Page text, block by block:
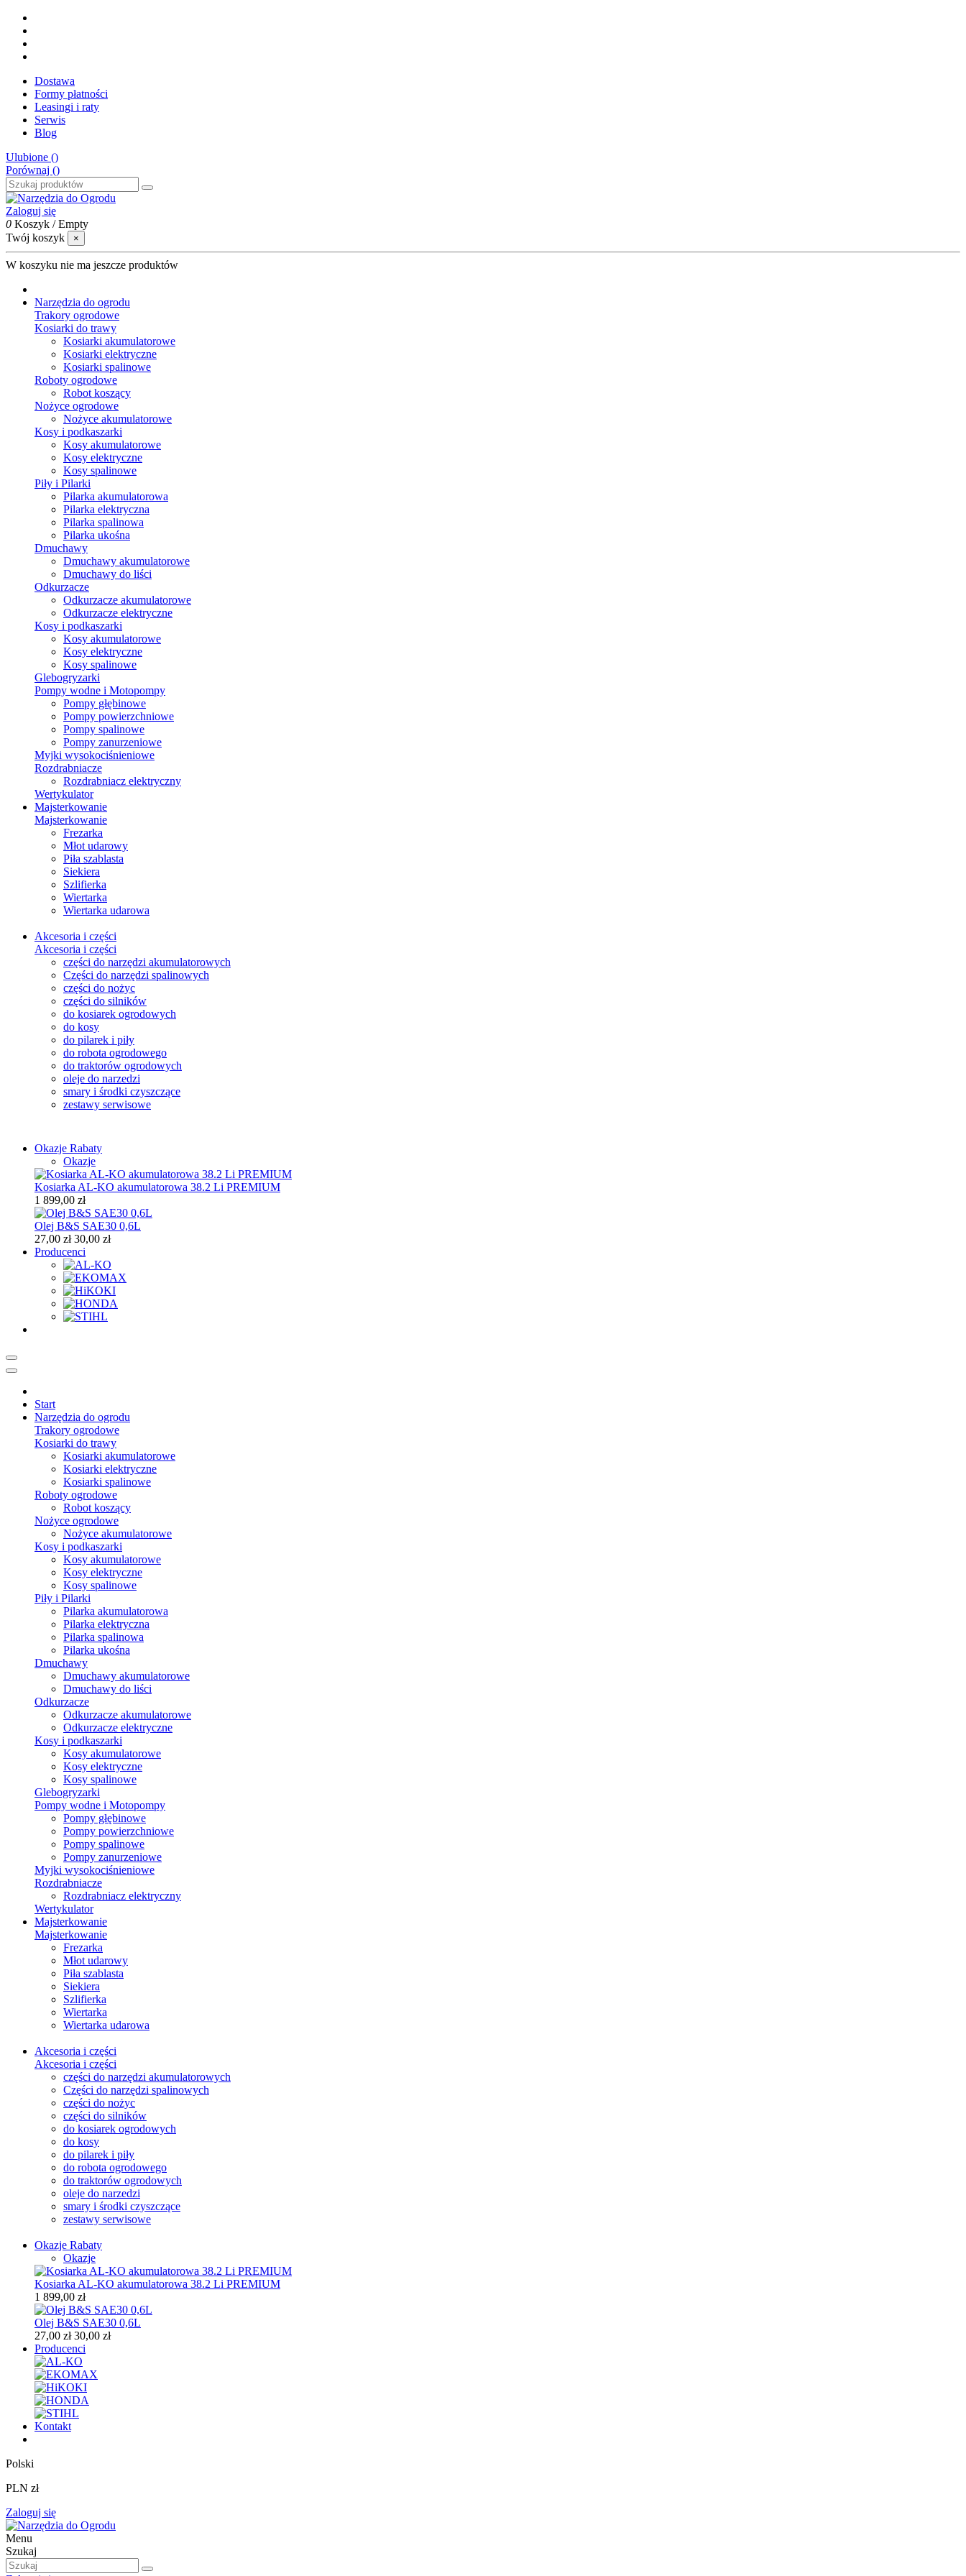
Dostawa
Formy płatności
Leasingi i raty
Serwis
Blog
Ulubione ()
Porównaj ()
Zaloguj się
0 Koszyk /Empty
Twój koszyk
×
W koszyku nie ma jeszcze produktów
Narzędzia do ogrodu
Trakory ogrodowe
Kosiarki do trawy
Kosiarki akumulatorowe
Kosiarki elektryczne
Kosiarki spalinowe
Roboty ogrodowe
Robot koszący
Nożyce ogrodowe
Nożyce akumulatorowe
Kosy i podkaszarki
Kosy akumulatorowe
Kosy elektryczne
Kosy spalinowe
Piły i Pilarki
Pilarka akumulatorowa
Pilarka elektryczna
Pilarka spalinowa
Pilarka ukośna
Dmuchawy
Dmuchawy akumulatorowe
Dmuchawy do liści
Odkurzacze
Odkurzacze akumulatorowe
Odkurzacze elektryczne
Kosy i podkaszarki
Kosy akumulatorowe
Kosy elektryczne
Kosy spalinowe
Glebogryzarki
Pompy wodne i Motopompy
Pompy głębinowe
Pompy powierzchniowe
Pompy spalinowe
Pompy zanurzeniowe
Myjki wysokociśnieniowe
Rozdrabniacze
Rozdrabniacz elektryczny
Wertykulator
Majsterkowanie
Majsterkowanie
Frezarka
Młot udarowy
Piła szablasta
Siekiera
Szlifierka
Wiertarka
Wiertarka udarowa
Akcesoria i części
Akcesoria i części
części do narzędzi akumulatorowych
Części do narzędzi spalinowych
części do nożyc
części do silników
do kosiarek ogrodowych
do kosy
do pilarek i piły
do robota ogrodowego
do traktorów ogrodowych
oleje do narzedzi
smary i środki czyszczące
zestawy serwisowe
Okazje Rabaty
Okazje
Kosiarka AL-KO akumulatorowa 38.2 Li PREMIUM
1 899,00 zł
Olej B&S SAE30 0,6L
27,00 zł 30,00 zł
Producenci
Start
Narzędzia do ogrodu
Trakory ogrodowe
Kosiarki do trawy
Kosiarki akumulatorowe
Kosiarki elektryczne
Kosiarki spalinowe
Roboty ogrodowe
Robot koszący
Nożyce ogrodowe
Nożyce akumulatorowe
Kosy i podkaszarki
Kosy akumulatorowe
Kosy elektryczne
Kosy spalinowe
Piły i Pilarki
Pilarka akumulatorowa
Pilarka elektryczna
Pilarka spalinowa
Pilarka ukośna
Dmuchawy
Dmuchawy akumulatorowe
Dmuchawy do liści
Odkurzacze
Odkurzacze akumulatorowe
Odkurzacze elektryczne
Kosy i podkaszarki
Kosy akumulatorowe
Kosy elektryczne
Kosy spalinowe
Glebogryzarki
Pompy wodne i Motopompy
Pompy głębinowe
Pompy powierzchniowe
Pompy spalinowe
Pompy zanurzeniowe
Myjki wysokociśnieniowe
Rozdrabniacze
Rozdrabniacz elektryczny
Wertykulator
Majsterkowanie
Majsterkowanie
Frezarka
Młot udarowy
Piła szablasta
Siekiera
Szlifierka
Wiertarka
Wiertarka udarowa
Akcesoria i części
Akcesoria i części
części do narzędzi akumulatorowych
Części do narzędzi spalinowych
części do nożyc
części do silników
do kosiarek ogrodowych
do kosy
do pilarek i piły
do robota ogrodowego
do traktorów ogrodowych
oleje do narzedzi
smary i środki czyszczące
zestawy serwisowe
Okazje Rabaty
Okazje
Kosiarka AL-KO akumulatorowa 38.2 Li PREMIUM
1 899,00 zł
Olej B&S SAE30 0,6L
27,00 zł 30,00 zł
Producenci
Kontakt
Polski
PLN zł
Zaloguj się
Menu
Szukaj